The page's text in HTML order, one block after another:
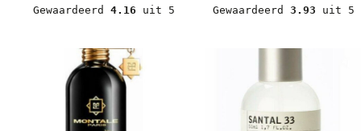
Gewaardeerd 4.16 uit 5
Gewaardeerd 3.93 uit 5